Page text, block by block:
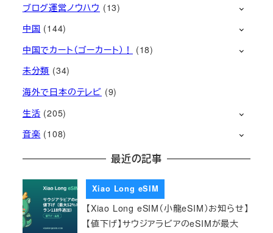
ブログ運営ノウハウ (13)
中国 (144)
中国でカート（ゴーカート）！
(18)
未分類 (34)
海外で日本のテレビ (9)
生活 (205)
音楽 (108)
最近の記事
Xiao Long eSIM
【Xiao Long eSIM（小龍eSIM）お知らせ】
【値下げ】サウジアラビアのeSIMが最大